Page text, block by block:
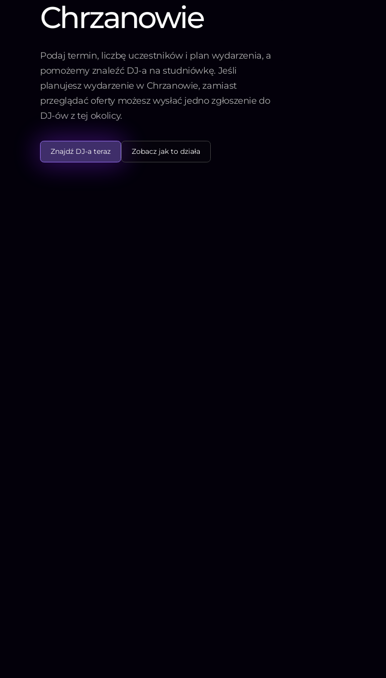
Chrzanowie
Podaj termin, liczbę uczestników i plan wydarzenia, a
pomożemy znaleźć DJ-a na studniówkę. Jeśli
planujesz wydarzenie w Chrzanowie, zamiast
przeglądać oferty możesz wysłać jedno zgłoszenie do
DJ-ów z tej okolicy.
Znajdź DJ-a teraz Zobacz jak to działa